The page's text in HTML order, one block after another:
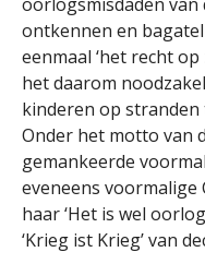
ontkennen en
eenmaal ‘het recht
het daarom
kinderen op
Onder het motto van
gemankeerde
eveneens voormalige
haar ‘Het is wel
‘Krieg ist Krieg’ van